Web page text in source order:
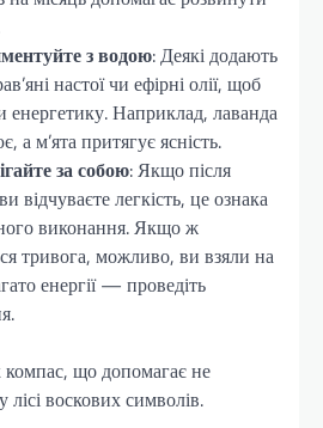
з водою: Деякі додають
настої чи ефірні олії, щоб
енергетику. Наприклад, лаванда
а м’ята притягує ясність.
за собою: Якщо після
відчуваєте легкість, це ознака
виконання. Якщо ж
тривога, можливо, ви взяли на
енергії — проведіть
що допомагає не
воскових символів.